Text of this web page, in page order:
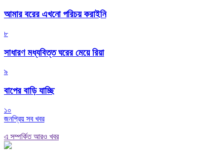
আমার বরের এখনো পরিচয় করাইনি
৮
সাধারণ মধ্যবিত্ত ঘরের মেয়ে রিয়া
৯
বাপের বাড়ি যাচ্ছি
১০
জনপ্রিয় সব খবর
এ সম্পর্কিত আরও খবর